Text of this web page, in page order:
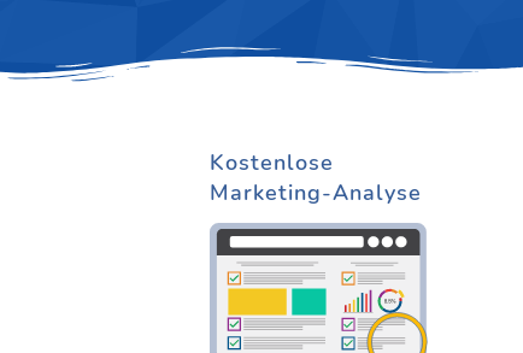
Kostenlose
Marketing-Analyse